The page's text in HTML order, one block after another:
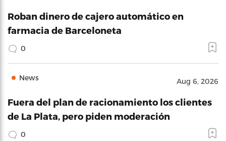
Roban dinero de cajero automático en
farmacia de Barceloneta
0
News Aug 6, 2026
Fuera del plan de racionamiento los clientes
de La Plata, pero piden moderación
0